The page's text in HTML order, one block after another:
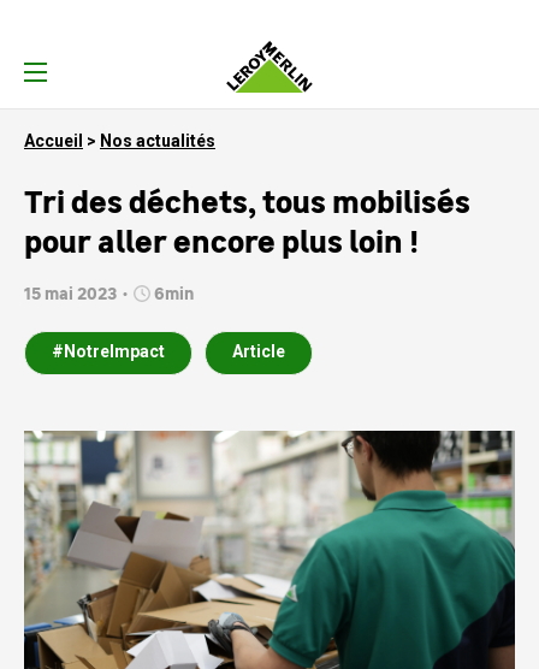
Accueil Nos actualités
Tri des déchets, tous mobilisés
pour aller encore plus loin !
15 mai 2023 6min
#NotreImpact Article